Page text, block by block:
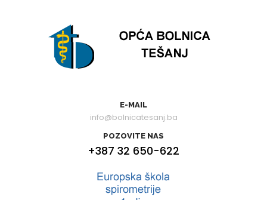
E-MAIL
info@bolnicatesanj.ba
POZOVITE NAS
+387 32 650-622